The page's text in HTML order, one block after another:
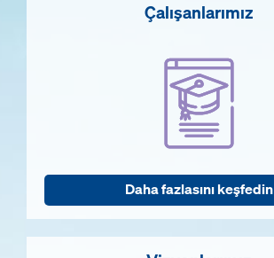
Çalışanlarımız
Daha fazlasını keşfedin